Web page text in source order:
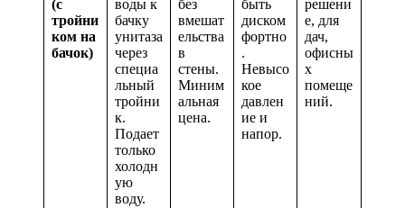
(с
тройни
ком на
бачок)
воды к
бачку
унитаза
через
специа
льный
тройни
к.
Подает
только
холодн
ую
воду.
без
вмешат
ельства
в
стены.
Миним
альная
цена.
быть
диском
фортно
.
Невысо
кое
давлен
ие и
напор.
решени
е, для
дач,
офисны
х
помеще
ний.